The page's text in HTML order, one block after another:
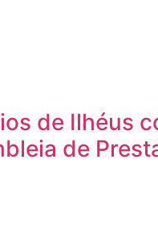
de Ilhéus
de